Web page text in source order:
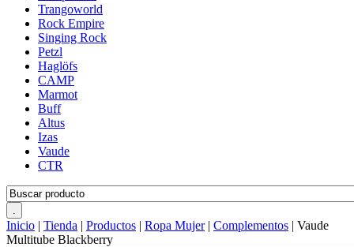
Trangoworld
Rock Empire
Singing Rock
Petzl
Haglöfs
CAMP
Marmot
Buff
Altus
Izas
Vaude
CTR
Inicio | Tienda | Productos | Ropa Mujer| Complementos | Vaude
Multitube Blackberry